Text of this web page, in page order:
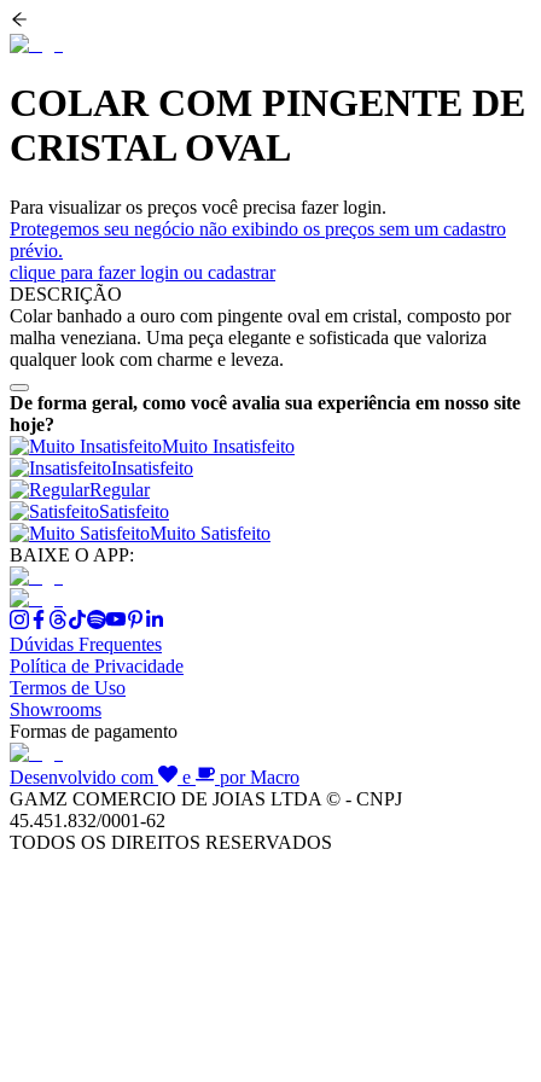
COLAR COM PINGENTE DE
CRISTAL OVAL
Para visualizar os preços você precisa fazer login.
Protegemos seu negócio não exibindo os preços sem um cadastro
prévio.
clique para fazer login ou cadastrar
DESCRIÇÃO
Colar banhado a ouro com pingente oval em cristal, composto por
malha veneziana. Uma peça elegante e sofisticada que valoriza
qualquer look com charme e leveza.
De forma geral, como você avalia sua experiência em nosso site
hoje?
Muito Insatisfeito
Insatisfeito
Regular
Satisfeito
Muito Satisfeito
BAIXE O APP:
Dúvidas Frequentes
Política de Privacidade
Termos de Uso
Showrooms
Formas de pagamento
Desenvolvido com e
por Macro
GAMZ COMERCIO DE JOIAS LTDA © - CNPJ
45.451.832/0001-62
TODOS OS DIREITOS RESERVADOS